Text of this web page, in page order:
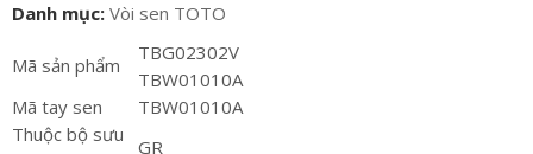
Danh mục: Vòi sen TOTO
Mã sản phẩm
TBG02302V
TBW01010A
Mã tay sen
TBW01010A
Thuộc bộ sưu
GR